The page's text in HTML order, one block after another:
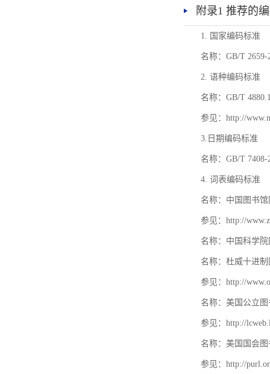
附录1 推荐的
1. 国家编码标准
名称：GB/T
2. 语种编码标准
名称：GB/T
参见：http://
3.日期编码标准
名称：GB/T
4. 词表编码标准
名称：中国图书
参见：http://
名称：中国科学
名称：杜威十进
参见：http://
名称：美国公立
参见：http://
名称：美国国会
参见：http://